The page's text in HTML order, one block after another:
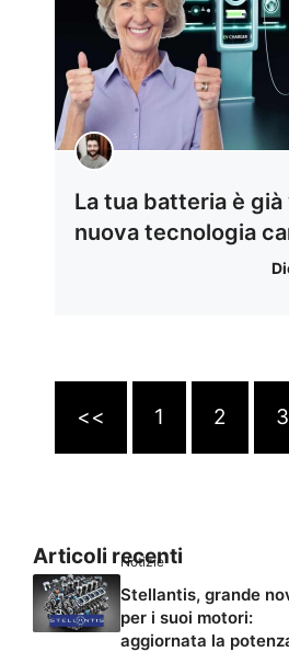
La tua batteria è
nuova tecnologia
<< 1 2 3
Articoli recenti
Notizie
Stellantis, grande
per i suoi motori:
aggiornata la